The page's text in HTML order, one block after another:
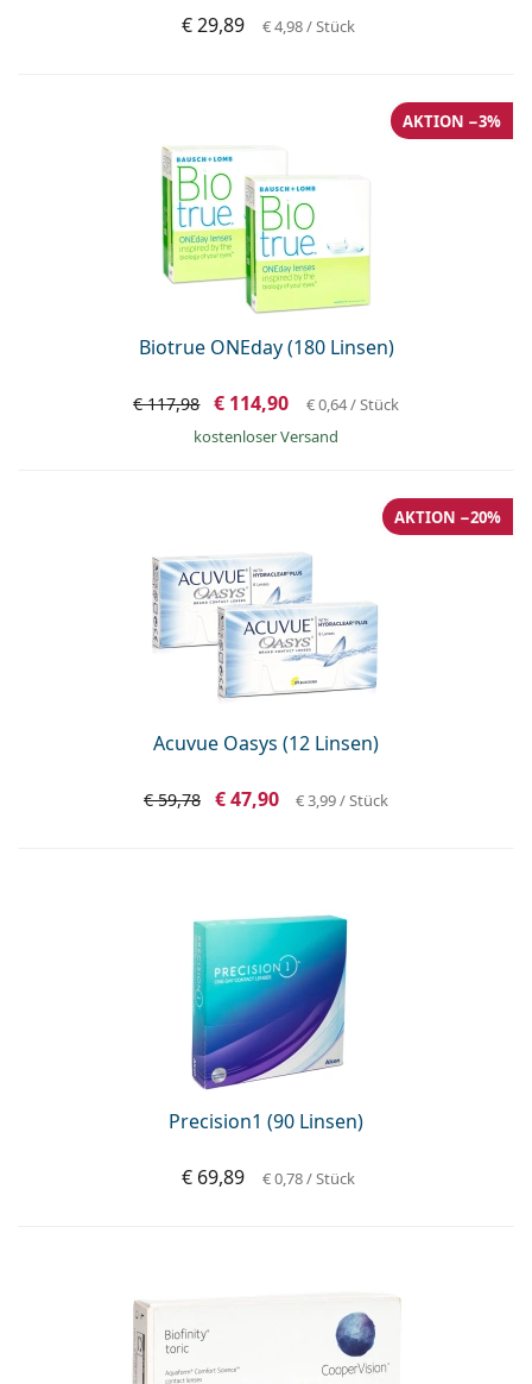
€ 29,89 € 4,98/ Stück
Biotrue ONEday (180 Linsen)
AKTION −3%
€ 117,98 € 114,90 € 0,64/ Stück
kostenloser Versand
Acuvue Oasys (12 Linsen)
AKTION −20%
€ 59,78 € 47,90 € 3,99/ Stück
Precision1 (90 Linsen)
€ 69,89 € 0,78/ Stück